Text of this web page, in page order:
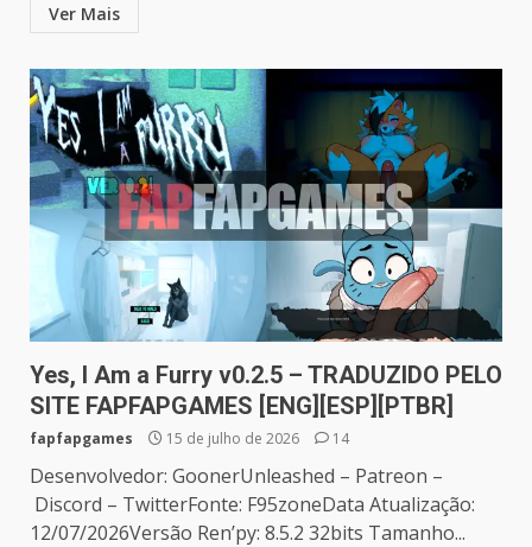
Ver Mais
Yes, I Am a Furry v0.2.5 – TRADUZIDO PELO
SITE FAPFAPGAMES [ENG][ESP][PTBR]
fapfapgames 15 de julho de 2026 14
Desenvolvedor: GoonerUnleashed – Patreon –
Discord – TwitterFonte: F95zoneData Atualização:
12/07/2026Versão Ren’py: 8.5.2 32bits Tamanho...